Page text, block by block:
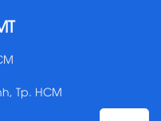
Tp. HCM